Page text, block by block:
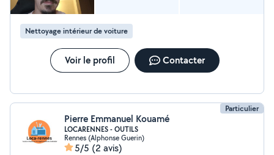
Nettoyage intérieur de voiture
Voir le profil Contacter
Particulier
Pierre Emmanuel Kouamé
LOCARENNES - OUTILS
Rennes (Alphonse Guerin)
5/5 (2 avis)